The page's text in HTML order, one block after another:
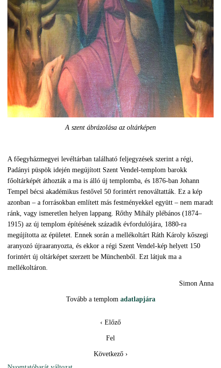
A szent ábrázolása az oltárképen
A főegyházmegyei levéltárban található feljegyzések szerint a régi,
Padányi püspök idején megújított Szent Vendel-templom barokk
főoltárképét áthozták a ma is álló új templomba, és 1876-ban Johann
Tempel bécsi akadémikus festővel 50 forintért renováltatták. Ez a kép
azonban – a forrásokban említett más festményekkel együtt – nem maradt
ránk, vagy ismeretlen helyen lappang. Rőthy Mihály plébános (1874–
1915) az új templom építésének századik évfordulójára, 1880-ra
megújította az épületet. Ennek során a mellékoltárt Ráth Károly kőszegi
aranyozó újraaranyozta, és ekkor a régi Szent Vendel-kép helyett 150
forintért új oltárképet szerzett be Münchenből. Ezt látjuk ma a
mellékoltáron.
Simon Anna
Tovább a templom adatlapjára
‹ Előző
Fel
Következő ›